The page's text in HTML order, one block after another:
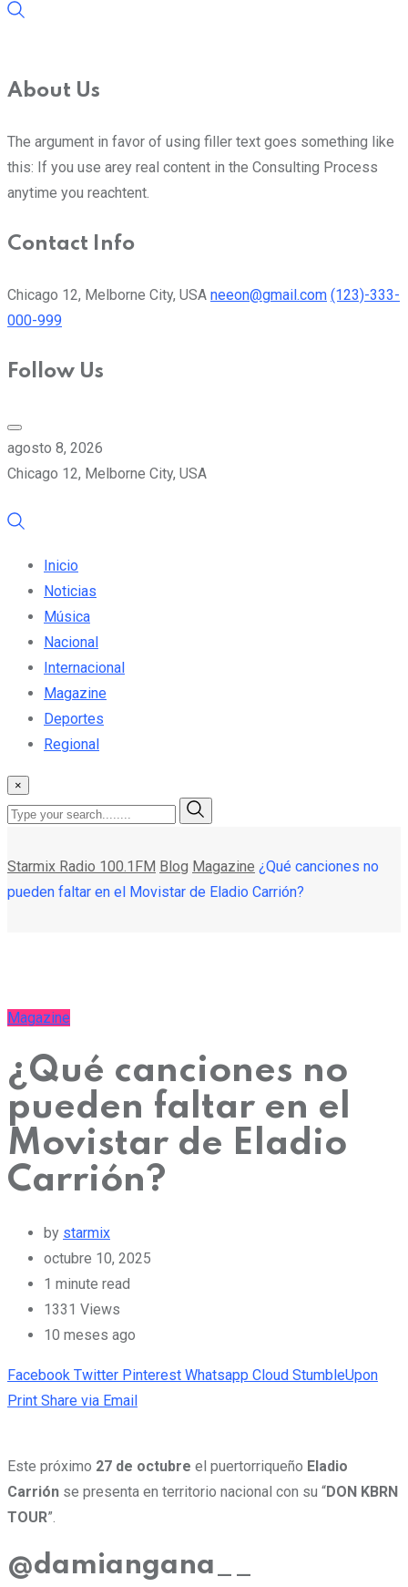
About Us
The argument in favor of using filler text goes something like
this: If you use arey real content in the Consulting Process
anytime you reachtent.
Contact Info
Chicago 12, Melborne City, USA neeon@gmail.com (123)-333-
000-999
Follow Us
agosto 8, 2026
Chicago 12, Melborne City, USA
Inicio
Noticias
Música
Nacional
Internacional
Magazine
Deportes
Regional
×
Starmix Radio 100.1FM Blog Magazine ¿Qué canciones no
pueden faltar en el Movistar de Eladio Carrión?
Magazine
¿Qué canciones no
pueden faltar en el
Movistar de Eladio
Carrión?
by starmix
octubre 10, 2025
1 minute read
1331 Views
10 meses ago
Facebook Twitter Pinterest Whatsapp Cloud StumbleUpon
Print Share via Email
Este próximo 27 de octubre el puertorriqueño Eladio
Carrión se presenta en territorio nacional con su “DON KBRN
TOUR”.
@damiangana__